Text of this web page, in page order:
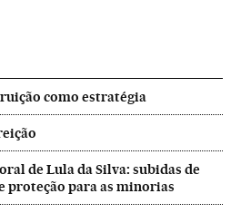
como estratégia
de Lula da Silva: subidas de
proteção para as minorias